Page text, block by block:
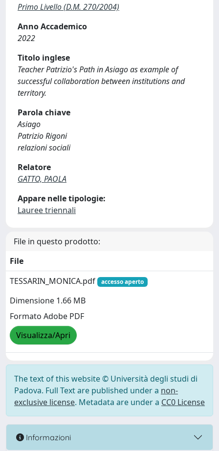
Primo Livello (D.M. 270/2004)
Anno Accademico
2022
Titolo inglese
Teacher Patrizio's Path in Asiago as example of
successful collaboration between institutions and
territory.
Parola chiave
Asiago
Patrizio Rigoni
relazioni sociali
Relatore
GATTO, PAOLA
Appare nelle tipologie:
Lauree triennali
File in questo prodotto:
File
TESSARIN_MONICA.pdf
accesso aperto
Dimensione 1.66 MB
Formato Adobe PDF
Visualizza/Apri
The text of this website © Università degli studi di
Padova. Full Text are published under a non-
exclusive license. Metadata are under a CC0 License
Informazioni